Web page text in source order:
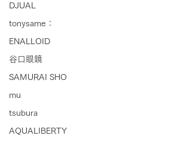
DJUAL
tonysame：
ENALLOID
谷口眼鏡
SAMURAI SHO
mu
tsubura
AQUALIBERTY